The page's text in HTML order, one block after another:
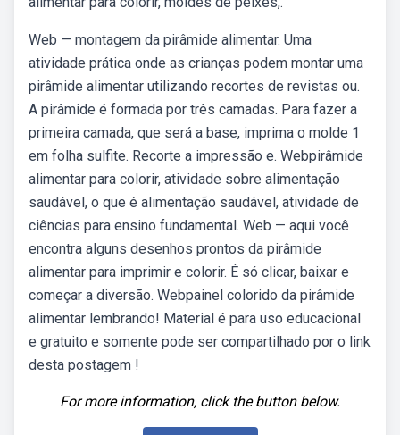
Web — montagem da pirâmide alimentar. Uma
atividade prática onde as crianças podem montar uma
pirâmide alimentar utilizando recortes de revistas ou.
A pirâmide é formada por três camadas. Para fazer a
primeira camada, que será a base, imprima o molde 1
em folha sulfite. Recorte a impressão e. Webpirâmide
alimentar para colorir, atividade sobre alimentação
saudável, o que é alimentação saudável, atividade de
ciências para ensino fundamental. Web — aqui você
encontra alguns desenhos prontos da pirâmide
alimentar para imprimir e colorir. É só clicar, baixar e
começar a diversão. Webpainel colorido da pirâmide
alimentar lembrando! Material é para uso educacional
e gratuito e somente pode ser compartilhado por o link
desta postagem !
For more information, click the button below.